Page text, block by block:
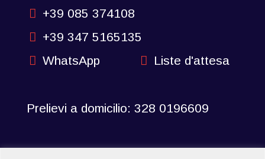
+39 085 374108
+39 347 5165135
WhatsApp
Liste d'attesa
Prelievi a domicilio: 328 0196609